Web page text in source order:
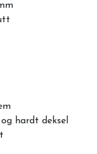
hardt deksel